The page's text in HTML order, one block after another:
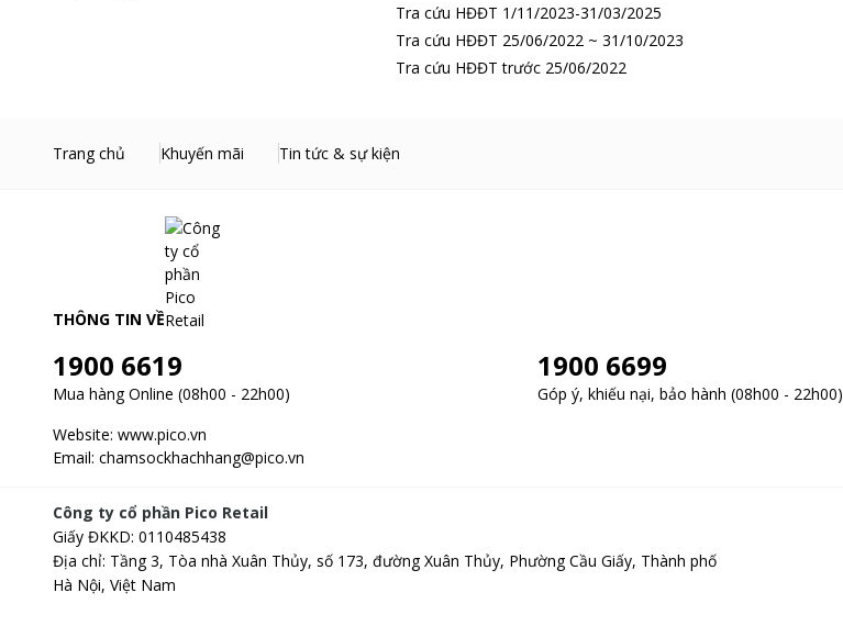
Tra cứu HĐĐT 1/11/2023-31/03/2025
Tra cứu HĐĐT 25/06/2022 ~ 31/10/2023
Tra cứu HĐĐT trước 25/06/2022
Trang chủ Khuyến mãi Tin tức & sự kiện
THÔNG TIN VỀ
1900 6619
Mua hàng Online (08h00 - 22h00)
1900 6699
Góp ý, khiếu nại, bảo hành (08h00 - 22h00)
Website: www.pico.vn
Email: chamsockhachhang@pico.vn
Công ty cổ phần Pico Retail
Giấy ĐKKD: 0110485438
Địa chỉ: Tầng 3, Tòa nhà Xuân Thủy, số 173, đường Xuân Thủy, Phường Cầu Giấy, Thành phố
Hà Nội, Việt Nam